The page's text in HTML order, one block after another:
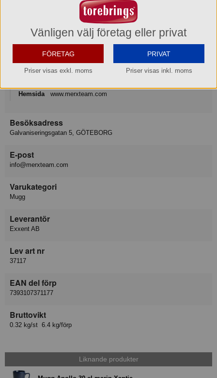
Konsumentkontakt
Hemsida
www.merxteam.com
Besöksadress
Galvaniseringsgatan 5, GÖTEBORG
E-post
info@merxteam.com
Varukategori
Mugg
Leverantör
Exxent AB
Lev art nr
37117
EAN del förp
7393107371177
Bruttovikt
0.32 kg/st 6.4 kg/förp
Liknande produkter
Vänligen välj företag eller privat
FÖRETAG
Priser visas exkl. moms
PRIVAT
Priser visas inkl. moms